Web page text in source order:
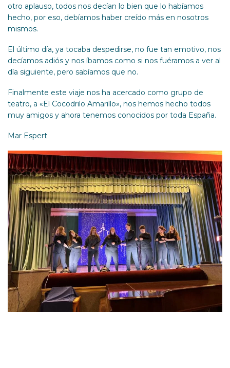
otro aplauso, todos nos decían lo bien que lo habíamos
hecho, por eso, debíamos haber creído más en nosotros
mismos.
El último día, ya tocaba despedirse, no fue tan emotivo, nos
decíamos adiós y nos íbamos como si nos fuéramos a ver al
día siguiente, pero sabíamos que no.
Finalmente este viaje nos ha acercado como grupo de
teatro, a «El Cocodrilo Amarillo», nos hemos hecho todos
muy amigos y ahora tenemos conocidos por toda España.
Mar Espert